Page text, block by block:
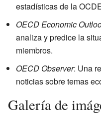
estadísticas de la
OECD Economic
analiza y predice la
miembros.
OECD Observer: Una
noticias sobre temas
Galería de